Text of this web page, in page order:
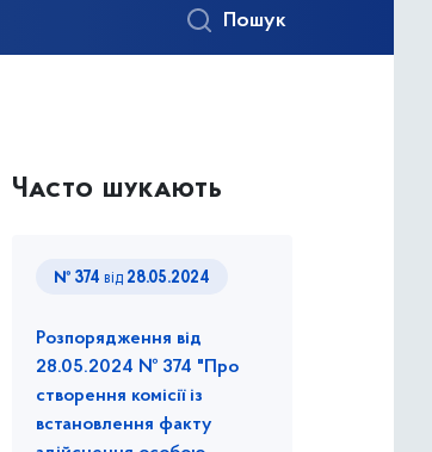
Пошук
Часто шукають
№ 374 від 28.05.2024
Розпорядження від
28.05.2024 № 374 "Про
створення комісії із
встановлення факту